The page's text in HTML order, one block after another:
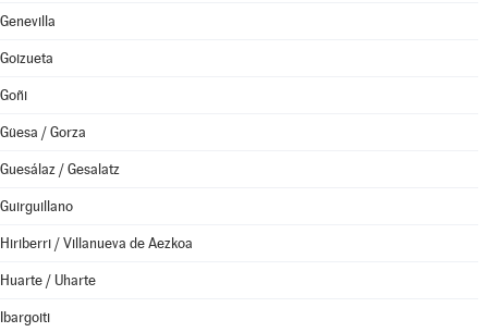
Genevilla
Goizueta
Goñi
Güesa / Gorza
Guesálaz / Gesalatz
Guirguillano
Hiriberri / Villanueva de Aezkoa
Huarte / Uharte
Ibargoiti